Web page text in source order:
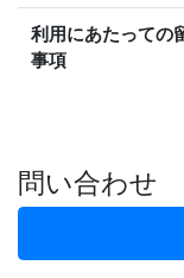
利用にあたっての
事項
問い合わせ